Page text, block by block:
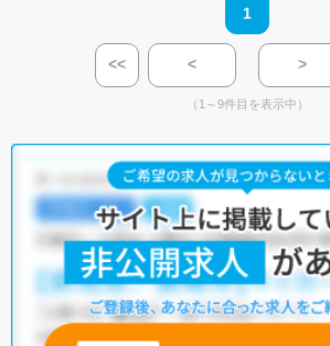
1
<< < >
（1～9件目を表示中）